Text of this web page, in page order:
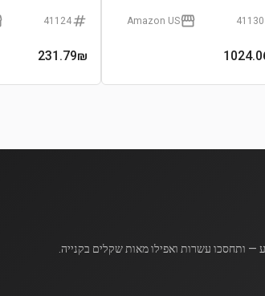
41130
Amazon US
41124
231.79₪
ותחסכו עשרות ואפילו מאות שקלים בקנייה.